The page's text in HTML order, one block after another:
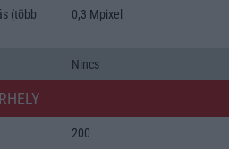
(több
0,3 Mpixel
Nincs
200